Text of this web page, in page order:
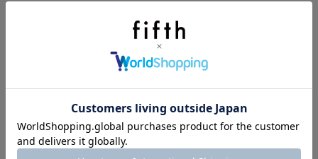
この夏の主役確定！